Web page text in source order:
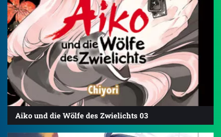
Aiko und die Wölfe des Zwielichts 03